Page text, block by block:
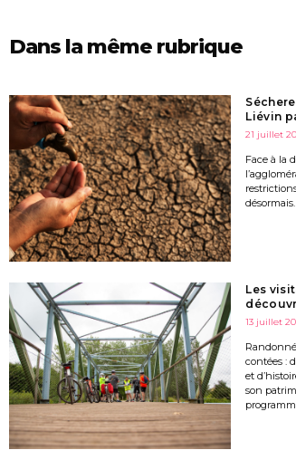
Dans la même rubrique
Liévin
21 juillet
Face à la
désormais.
Les
13 juillet
contées :
et
son